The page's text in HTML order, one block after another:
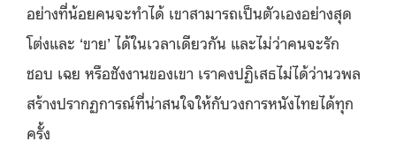
อย่างที่น้อยคนจะทำได้ เขาสามารถเป็นตัวเองอย่างสุด
โต่งและ ‘ขาย’ ได้ในเวลาเดียวกัน และไม่ว่าคนจะรัก
ชอบ เฉย หรือชังงานของเขา เราคงปฏิเสธไม่ได้ว่านวพล
สร้างปรากฏการณ์ที่น่าสนใจให้กับวงการหนังไทยได้ทุก
ครั้ง